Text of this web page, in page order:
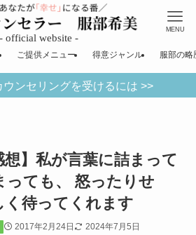
MENU
ご提供メニュー 得意ジャンル 服部の略
ンセリングを受けるには >>
想】私が言葉に詰まって
っても、 怒ったりせ
く待ってくれます
2017年2月24日 2024年7月5日